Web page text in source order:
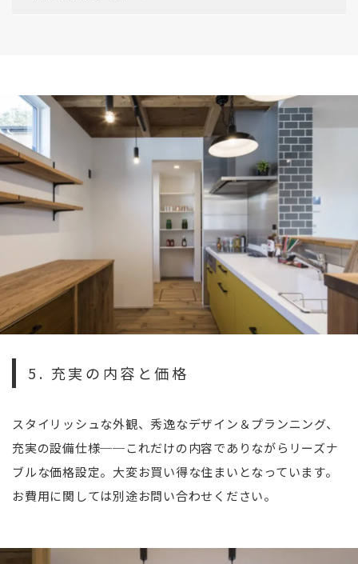
5. 充実の内容と価格
スタイリッシュな外観、秀逸なデザイン＆プランニング、
充実の設備仕様──これだけの内容でありながらリーズナ
ブルな価格設定。大変お買い得な住まいとなっています。
お費用に関しては別途お問い合わせください。